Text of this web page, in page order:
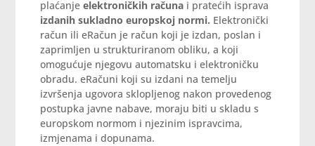
plaćanjeelektroničkih računa i pratećih isprava
izdanih sukladno europskoj normi. Elektronički
račun ili eRačun je račun koji je izdan, poslan i
zaprimljen u strukturiranom obliku, a koji
omogućuje njegovu automatsku i elektroničku
obradu. eRačuni koji su izdani na temelju
izvršenja ugovora sklopljenog nakon provedenog
postupka javne nabave, moraju biti u skladu s
europskom normom i njezinim ispravcima,
izmjenama i dopunama.